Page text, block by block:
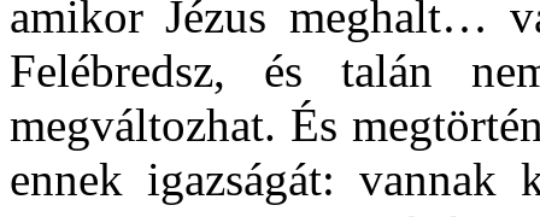
amikor Jézus meghalt…
Felébredsz, és talán
megváltozhat. És
ennek igazságát: vannak